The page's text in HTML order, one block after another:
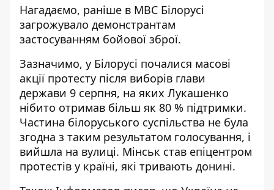
Нагадаємо, раніше в МВС Білорусі
загрожувало демонстрантам
застосуванням бойової зброї.
Зазначимо, у Білорусі почалися масові
акції протесту після виборів глави
держави 9 серпня, на яких Лукашенко
нібито отримав більш як 80 % підтримки.
Частина білоруського суспільства не була
згодна з таким результатом голосування, і
вийшла на вулиці. Мінськ став епіцентром
протестів у країні, які тривають донині.